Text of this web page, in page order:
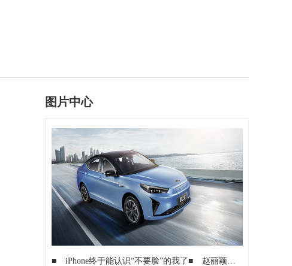
图片中心
■ iPhone终于能认识“不要脸”的我了■ 赵丽颖代言 荣耀20i亮相：3200万像素 5.2寸握感